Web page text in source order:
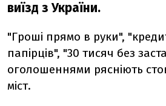
виїзд з України.
"Гроші прямо в руки",
папірців", "30 тисяч без
оголошеннями рясніють
міст.